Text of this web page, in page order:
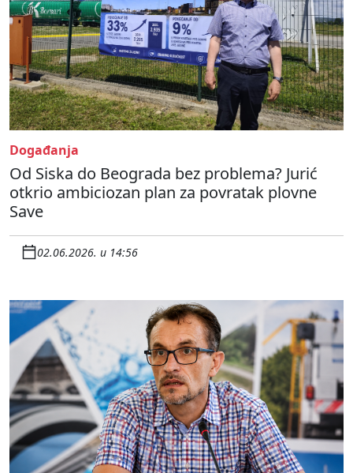
Događanja
Od Siska do Beograda bez problema? Jurić
otkrio ambiciozan plan za povratak plovne
Save
02.06.2026. u 14:56